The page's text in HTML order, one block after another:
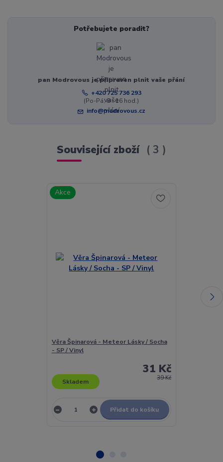
Potřebujete poradit?
pan Modrovous je připraven plnit vaše přání
+420 725 736 293
(Po-Pá, 8 - 16 hod.)
info@modrovous.cz
Související zboží 3
Akce
Věra Špinarová - Meteor Lásky / Socha
- SP / Vinyl
39 Kč
31 Kč
Skladem
Přidat do košíku